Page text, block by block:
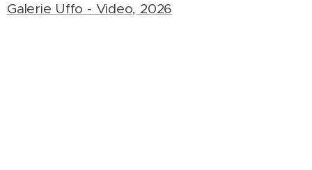
Galerie Uffo - Video, 2026